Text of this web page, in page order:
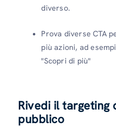
diverso.
Prova diverse CTA
più azioni, ad
"Scopri di più"
Rivedi il targeting
pubblico